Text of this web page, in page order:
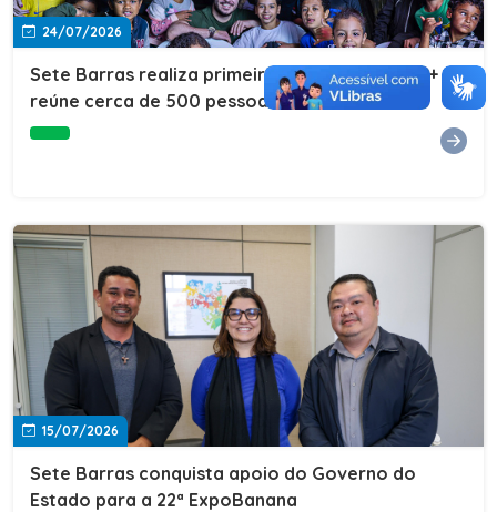
24/07/2026
Sete Barras realiza primeira edição do Cuidar+ e
reúne cerca de 500 pessoas na Vila São João
15/07/2026
Sete Barras conquista apoio do Governo do
Estado para a 22ª ExpoBanana